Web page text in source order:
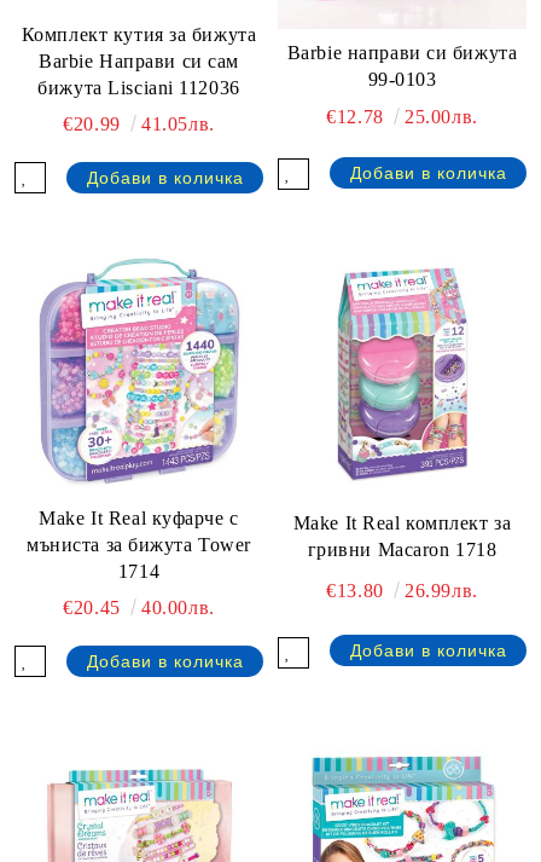
Комплект кутия за бижута
Barbie Направи си сам
бижута Lisciani 112036
€20.99
41.05лв.
Barbie направи си бижута
99-0103
€12.78
25.00лв.
Make It Real куфарче с
мъниста за бижута Tower
1714
€20.45
40.00лв.
Make It Real комплект за
гривни Macaron 1718
€13.80 26.99лв.